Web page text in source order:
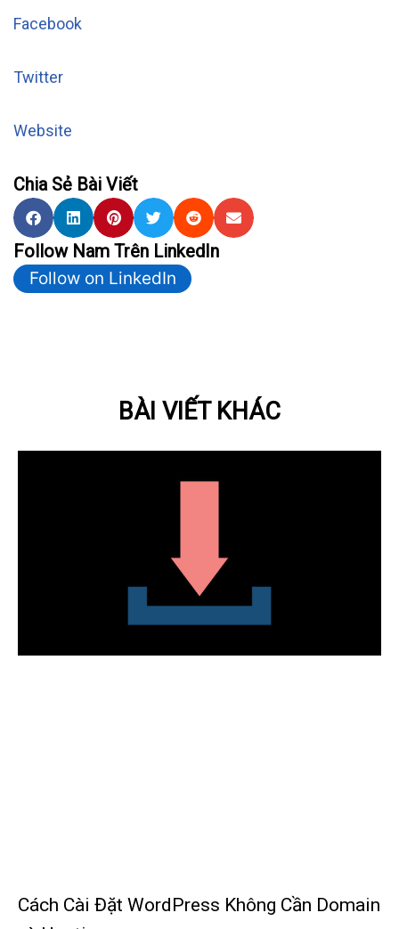
Facebook
Twitter
Website
Chia Sẻ Bài Viết
Follow Nam Trên LinkedIn
Follow on LinkedIn
BÀI VIẾT KHÁC
Cách Cài Đặt WordPress Không Cần Domain